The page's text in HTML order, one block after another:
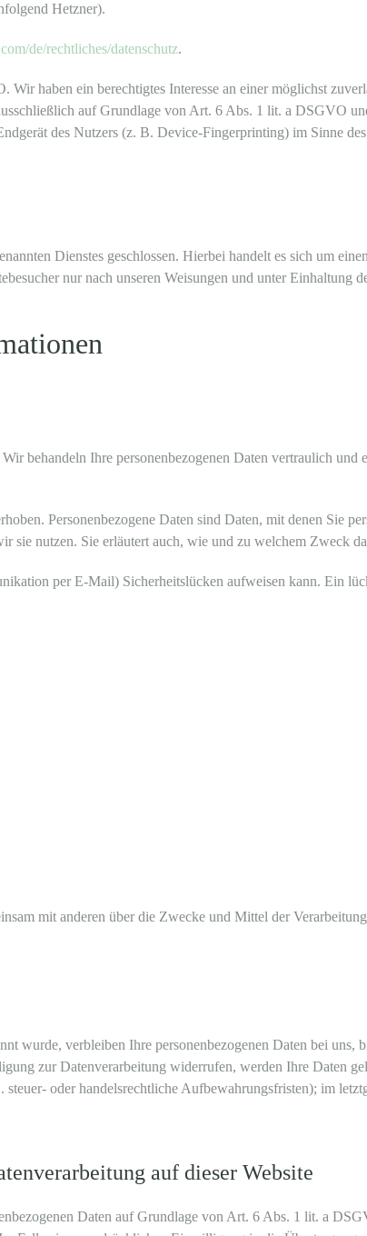
Hetzner).
de/rechtliches/datenschutz.
haben ein berechtigtes Interesse an einer möglichst
auf Grundlage von Art. 6 Abs. 1 lit. a DSGVO
des Nutzers (z. B. Device-Fingerprinting) im Sinne
Dienstes geschlossen. Hierbei handelt es sich um
nur nach unseren Weisungen und unter Einhaltung
behandeln Ihre personenbezogenen Daten vertraulich und
Personenbezogene Daten sind Daten, mit denen Sie
nutzen. Sie erläutert auch, wie und zu welchem Zweck
per E-Mail) Sicherheitslücken aufweisen kann. Ein
mit anderen über die Zwecke und Mittel der
wurde, verbleiben Ihre personenbezogenen Daten bei
zur Datenverarbeitung widerrufen, werden Ihre Daten
oder handelsrechtliche Aufbewahrungsfristen); im
auf dieser Website
Daten auf Grundlage von Art. 6 Abs. 1 lit. a